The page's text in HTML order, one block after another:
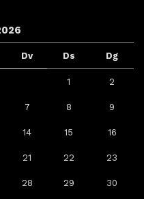
Dv Ds Dg
1 2
7 8 9
14 15 16
21 22 23
28 29 30